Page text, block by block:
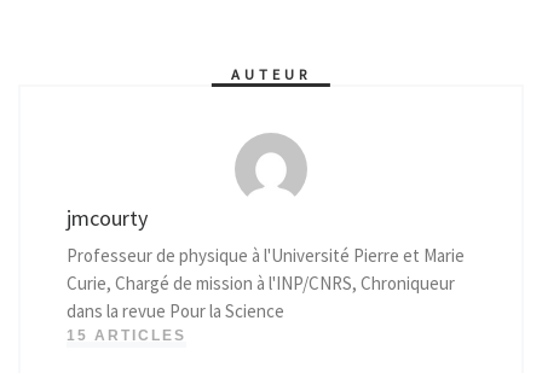
AUTEUR
jmcourty
Professeur de physique à l'Université Pierre et Marie
Curie, Chargé de mission à l'INP/CNRS, Chroniqueur
dans la revue Pour la Science
15 ARTICLES